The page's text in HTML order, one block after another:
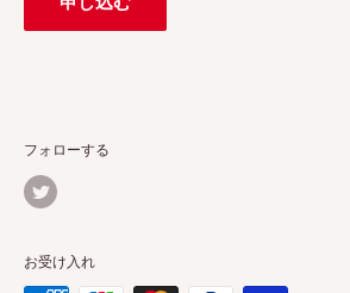
フォローする
お受け入れ